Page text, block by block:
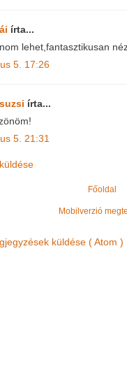
írta...
lehet,fantasztikusan
5. 17:26
írta...
5. 21:31
Főoldal
Mobilverzió
küldése ( Atom )